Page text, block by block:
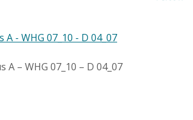
- WHG 07_10 - D 04_07
– WHG 07_10 – D 04_07